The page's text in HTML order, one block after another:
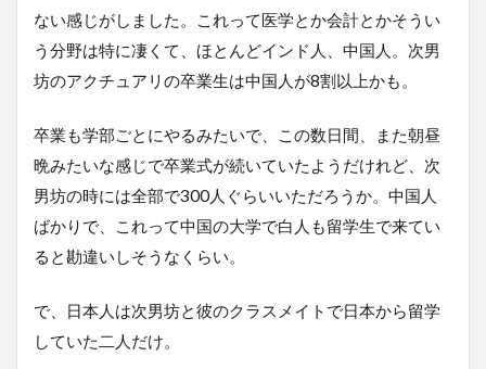
ない感じがしました。これって医学とか会計とかそうい
う分野は特に凄くて、ほとんどインド人、中国人。次男
坊のアクチュアリの卒業生は中国人が8割以上かも。
卒業も学部ごとにやるみたいで、この数日間、また朝昼
晩みたいな感じで卒業式が続いていたようだけれど、次
男坊の時には全部で300人ぐらいいただろうか。中国人
ばかりで、これって中国の大学で白人も留学生で来てい
ると勘違いしそうなくらい。
で、日本人は次男坊と彼のクラスメイトで日本から留学
していた二人だけ。